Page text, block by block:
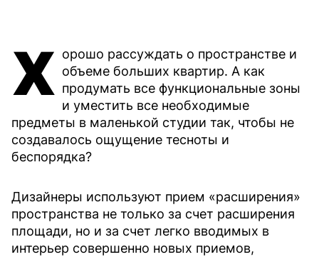
Х орошо рассуждать о пространстве и
объеме больших квартир. А как
продумать все функциональные зоны
и уместить все необходимые
предметы в маленькой студии так, чтобы не
создавалось ощущение тесноты и
беспорядка?
Дизайнеры используют прием «расширения»
пространства не только за счет расширения
площади, но и за счет легко вводимых в
интерьер совершенно новых приемов,